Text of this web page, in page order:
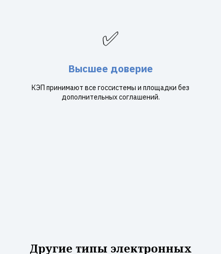
✅
Высшее доверие
КЭП принимают все госсистемы и площадки без
дополнительных соглашений.
Другие типы электронных